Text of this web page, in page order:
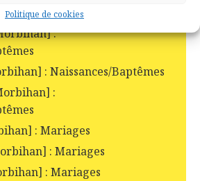
Politique de cookies
: Naissances/Baptêmes
:
: Naissances/Baptêmes
:
: Mariages
: Mariages
: Mariages